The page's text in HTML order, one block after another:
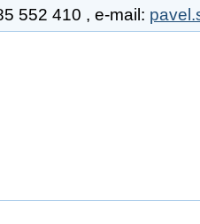
552 410 , e-mail: